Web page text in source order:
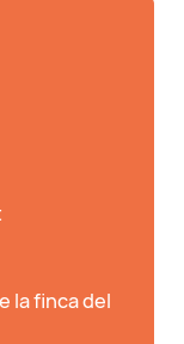
la finca del